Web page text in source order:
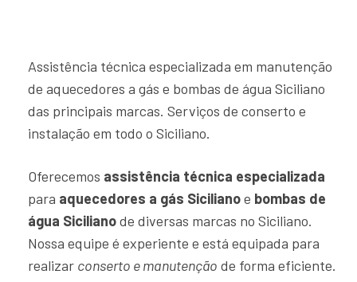
Assistência técnica especializada em manutenção
de aquecedores a gás e bombas de água Siciliano
das principais marcas. Serviços de conserto e
instalação em todo o Siciliano.
Oferecemos assistência técnica especializada
para aquecedores a gás Sicilianoe bombas de
água Sicilianode diversas marcas no Siciliano.
Nossa equipe é experiente e está equipada para
realizar conserto e manutenção de forma eficiente.